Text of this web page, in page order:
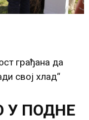
грађана да
свој хлад“
У ПОДНЕ